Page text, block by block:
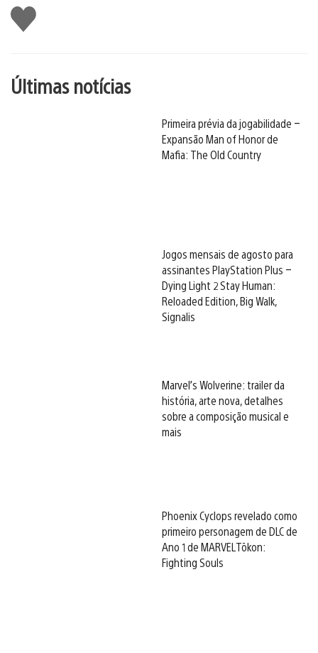
Curtir
Últimas notícias
Primeira prévia da jogabilidade –
Expansão Man of Honor de
Mafia: The Old Country
Jogos mensais de agosto para
assinantes PlayStation Plus –
Dying Light 2 Stay Human:
Reloaded Edition, Big Walk,
Signalis
Marvel’s Wolverine: trailer da
história, arte nova, detalhes
sobre a composição musical e
mais
Phoenix Cyclops revelado como
primeiro personagem de DLC de
Ano 1 de MARVEL Tōkon:
Fighting Souls